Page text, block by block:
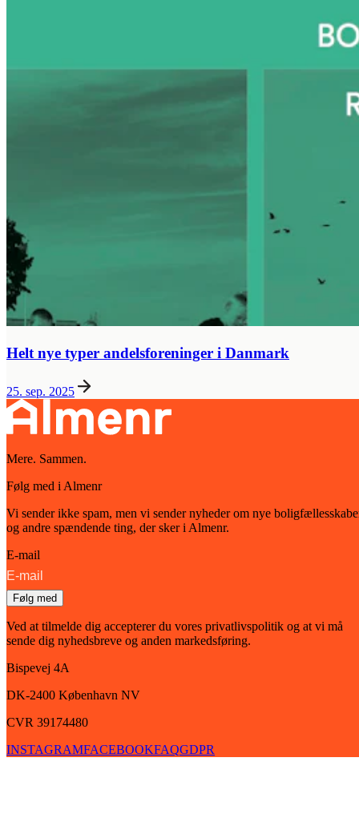
Helt nye typer andelsforeninger i Danmark
25. sep. 2025
Mere. Sammen.
Følg med i Almenr
Vi sender ikke spam, men vi sender nyheder om nye
og andre spændende ting, der sker i Almenr.
E-mail
Følg med
Ved at tilmelde dig accepterer du vores privatlivspolitik og at vi må
sende dig nyhedsbreve og anden markedsføring.
Bispevej 4A
DK-2400 København NV
CVR 39174480
INSTAGRAMFACEBOOKFAQGDPR